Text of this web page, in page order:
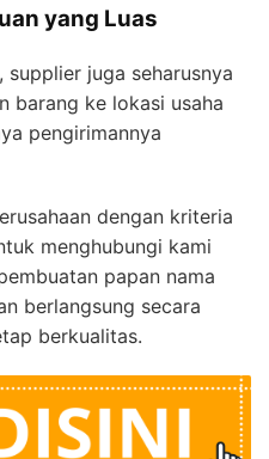
yang Luas
juga seharusnya
barang ke lokasi usaha
pengirimannya
dengan kriteria
menghubungi kami
papan nama
berlangsung secara
berkualitas.